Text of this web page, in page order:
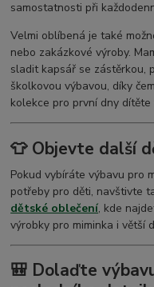
samostatnosti při
Velmi oblíbená je také
nebo zakázkové výroby.
sladit kapsář se zástěrkou,
školkovou výbavou, díky
kolekce pro první dny
👕 Objevte další
Pokud vybíráte výbavu pro
potřeby pro děti, navštivte
dětské oblečení, kde
výrobky pro miminka i větší
🎒 Dolaďte